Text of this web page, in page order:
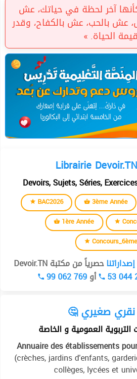
آخر لحظة في حياتك، عش
عش بالحب، عش بالكفاح، وقدر
قيمة الحياة. »
Devoirs, Sujets, Séries,
BAC2026 3ème Année
1ère Année
Concours_6ème
حصرياً من مكتبة Devoir.TN
53 044 أو99 062 769
نقري صغيري
العمومية و الخاصة
Annuaire des établissements
(crèches, jardins d'enfants,
collèges, lycées et